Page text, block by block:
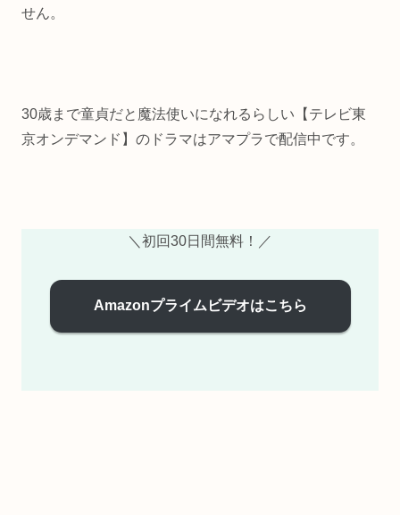
せん。
30歳まで童貞だと魔法使いになれるらしい【テレビ東
京オンデマンド】のドラマはアマプラで配信中です。
＼初回30日間無料！／
Amazonプライムビデオはこちら